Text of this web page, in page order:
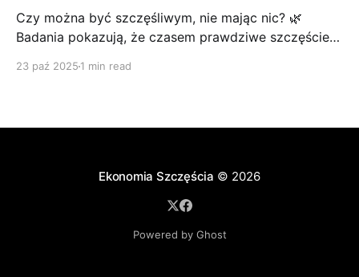
Czy można być szczęśliwym, nie mając nic? 🌿
Badania pokazują, że czasem prawdziwe szczęście
23 paź 2025 1 min read
Ekonomia Szczęścia © 2026
Powered by Ghost